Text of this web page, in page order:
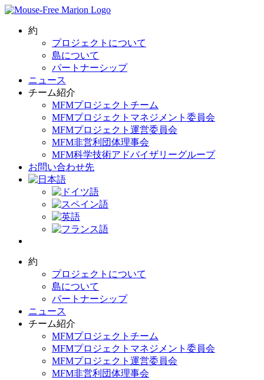
Skip
content約
プロジェクトについて
島について
パートナーシップ
ニュース
チーム紹介
MFMプロジェクトチーム
MFMプロジェクトマネジメント委員会
MFMプロジェクト運営委員会
MFM非営利団体理事会
MFM科学技術アドバイザリーグループ
お問い合わせ先
約
プロジェクトについて
島について
パートナーシップ
ニュース
チーム紹介
MFMプロジェクトチーム
MFMプロジェクトマネジメント委員会
MFMプロジェクト運営委員会
MFM非営利団体理事会